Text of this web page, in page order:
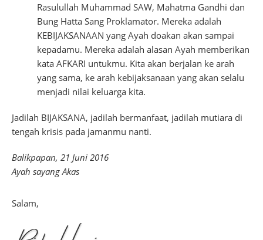
Rasulullah Muhammad SAW, Mahatma Gandhi dan
Bung Hatta Sang Proklamator. Mereka adalah
KEBIJAKSANAAN yang Ayah doakan akan sampai
kepadamu. Mereka adalah alasan Ayah memberikan
kata AFKARI untukmu. Kita akan berjalan ke arah
yang sama, ke arah kebijaksanaan yang akan selalu
menjadi nilai keluarga kita.
Jadilah BIJAKSANA, jadilah bermanfaat, jadilah mutiara di
tengah krisis pada jamanmu nanti.
Balikpapan, 21 Juni 2016
Ayah sayang Akas
Salam,